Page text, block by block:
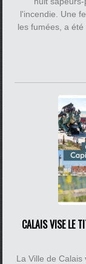
l'incendie. Une
les fumées, a
CALAIS VISE LE
La Ville de